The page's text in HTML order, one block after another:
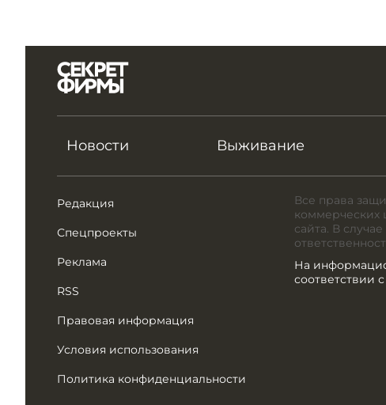
Новости Выживание
Редакция
Спецпроекты
Реклама
RSS
Правовая информация
Условия использования
Политика конфиденциальности
Все права
коммерческих
сайта. В
На
соответствии